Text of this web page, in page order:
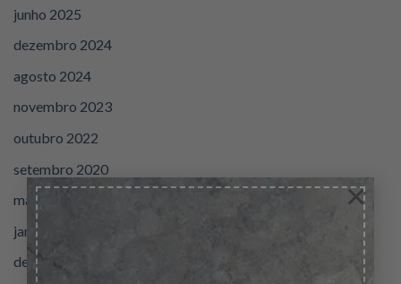
×
junho 2025
dezembro 2024
agosto 2024
novembro 2023
outubro 2022
setembro 2020
maio 2020
janeiro 2020
dezembro 2019